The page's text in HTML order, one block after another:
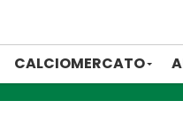
CALCIOMERCATO